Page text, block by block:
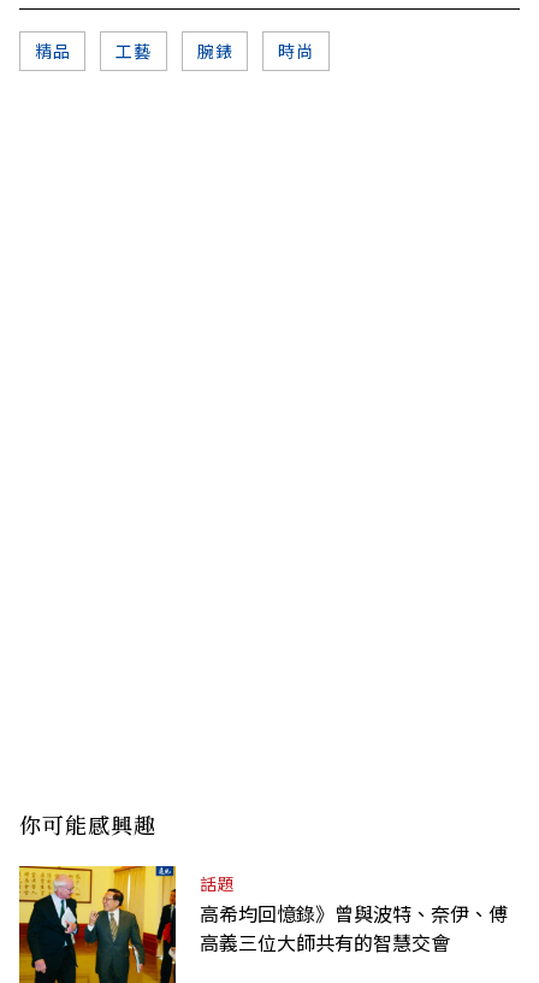
精品 工藝 腕錶 時尚
你可能感興趣
話題
高希均回憶錄》曾與波特、奈伊、傅
高義三位大師共有的智慧交會